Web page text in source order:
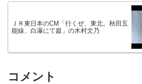
ＪＲ東日本のCM「行くぜ、東北。秋田五
能線、白瀑にて篇」の木村文乃
コメント